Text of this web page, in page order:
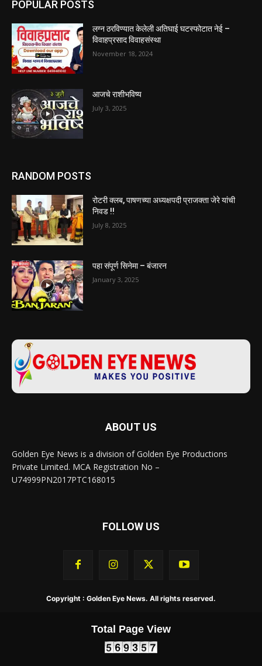
POPULAR POSTS
लग्न ठरविण्यात केलेली अतिघाई घटस्फोटात नेई –
विवाहप्रसाद विवाहसंस्था
November 18, 2024
आजचे राशीभविष्य
July 3, 2025
RANDOM POSTS
रोटरी क्लब, पाषणच्या अध्यक्षपदी प्राजक्ता जेरे यांची
निवड !!
July 8, 2025
पहा संपूर्ण सिनेमा – बंजारन
January 3, 2025
ABOUT US
Golden Eye News is a division of Golden Eye Productions
Private Limited. MCA Registration No –
U74999PN2017PTC168015
FOLLOW US
Copyright : Golden Eye News. All rights reserved.
Total Page View